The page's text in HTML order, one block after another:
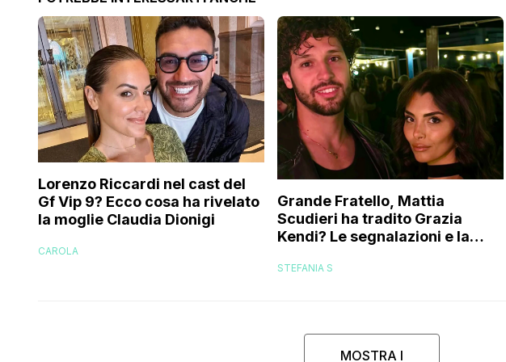
Lorenzo Riccardi nel cast del
Gf Vip 9? Ecco cosa ha rivelato
la moglie Claudia Dionigi
CAROLA
Grande Fratello, Mattia
Scudieri ha tradito Grazia
Kendi? Le segnalazioni e la
STEFANIA S
MOSTRA I